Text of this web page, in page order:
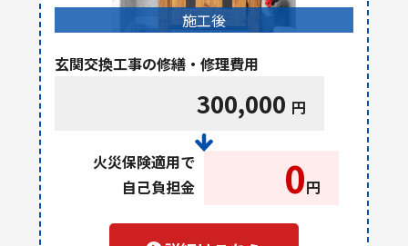
施工後
玄関交換工事の修繕・修理費用
300,000 円
火災保険適用で
自己負担金
0円